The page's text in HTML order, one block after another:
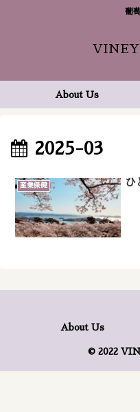
葡
About Us
2025-03
産業保健 ひ
About Us
© 2022